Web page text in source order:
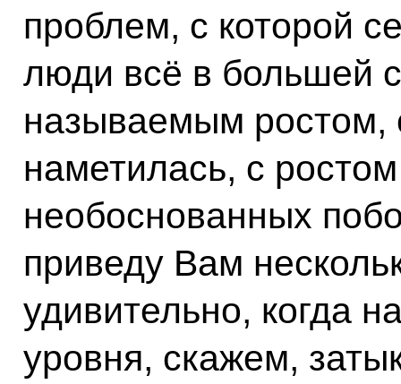
проблем, с которой
люди всё в большей
называемым ростом,
наметилась, с
необоснованных
приведу Вам
удивительно, когда
уровня, скажем,